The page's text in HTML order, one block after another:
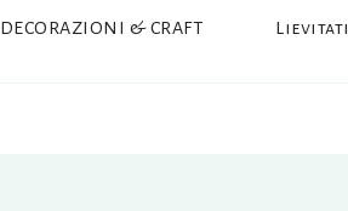
DECORAZIONI & CRAFT Lievitati